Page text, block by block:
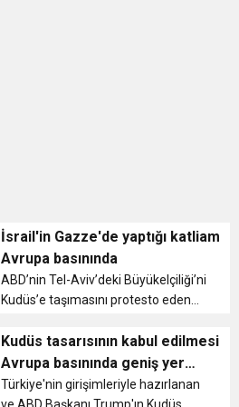
İsrail'in Gazze'de yaptığı katliam
Avrupa basınında
ABD’nin Tel-Aviv’deki Büyükelçiliği’ni
Kudüs’e taşımasını protesto eden
basınında geniş yer buldu. ...
Kudüs tasarısının kabul edilmesi
Avrupa basınında geniş yer
buldu
Türkiye'nin girişimleriyle hazırlanan